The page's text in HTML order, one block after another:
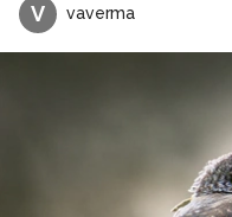
V vaverma